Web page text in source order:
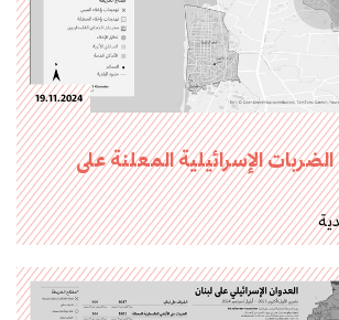
19.11.2024
الإسرائيلية المعلنة على